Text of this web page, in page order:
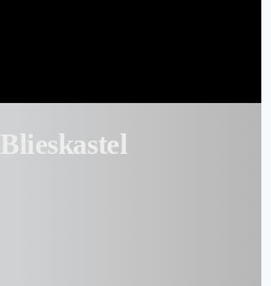
Blieskastel